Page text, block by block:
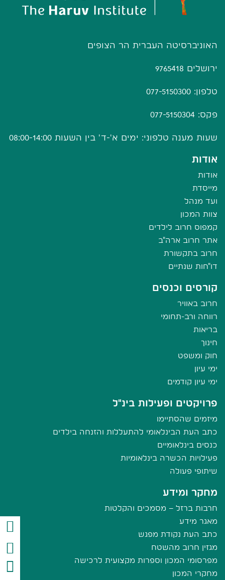
האוניברסיטה העברית הר הצופים
ירושלים 9765418
טלפון: 077-5150300
פקס: 077-5150304
שעות מענה טלפוני: ימים א'-ד' בין השעות 08:00-14:00
אודות
אודות
מייסדת
ועד מנהל
צוות המכון
קמפוס חרוב לילדים
אתר חרוב ארה"ב
חרוב בתקשורת
דו"חות שנתיים
קורסים וכנסים
חרוב באוויר
רווחה ורב-תחומי
בריאות
חינוך
חוק ומשפט
ימי עיון
ימי עיון קודמים
פרויקטים ופעילות בינ"ל
מיזמים שהסתיימו
כתב העת הבינלאומי להתעללות והזנחה בילדים
כנסים בינלאומיים
פעילויות הכשרה בינלאומיות
שיתופי פעולה
מחקר ומידע
חרבות ברזל – מסמכים והקלטות
מאגר מידע
כתב העת נקודת מפגש
מגזין חרוב מהשטח
מפרסומי המכון וספרות מקצועית לרכישה
מחקרי המכון